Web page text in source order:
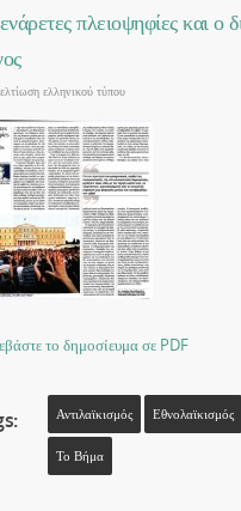
πλειοψηφίες και ο
ελληνικού τύπου
το δημοσίευμα σε PDF
Αντιλαϊκισμός Εθνολαϊκισμός
Το Βήμα